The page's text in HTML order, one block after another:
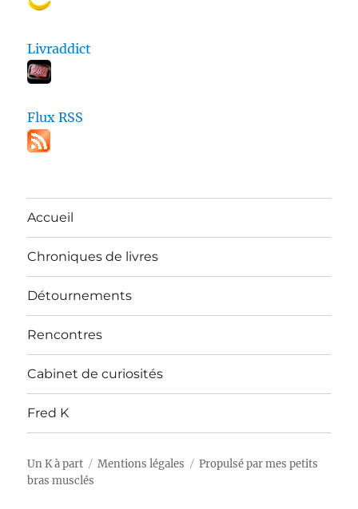
Livraddict
Flux RSS
Accueil
Chroniques de livres
Détournements
Rencontres
Cabinet de curiosités
Fred K
Un K à part Mentions légales
Propulsé par mes petits
bras musclés